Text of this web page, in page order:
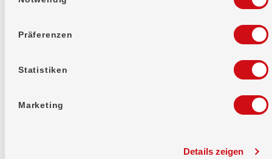
Präferenzen
Statistiken
Marketing
Details zeigen
Kontaktformular